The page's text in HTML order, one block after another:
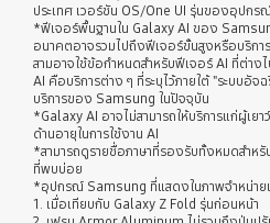
ประเทศ เวอร์ชัน OS/One UI รุ่นของอุปกร
*ฟีเจอร์พื้นฐานใน Galaxy AI ของ
อนาคตอาจรวมไปถึงฟีเจอร์ขั้นสูงหรือบริกา
สามอาจใช้ข้อกำหนดสำหรับฟีเจอร์ AI ที่ต่า
AI คือบริการต่าง ๆ ที่ระบุไว้ภายใต้ "ระบบอัจ
บริการของ Samsung ในปัจจุบัน
*Galaxy AI อาจไม่สามารถให้บริการแก่ผู้เย
ด้านอายุในการใช้งาน AI
*สามารถดูรายชื่อภาษาที่รองรับทั้งหมดสำห
ที่พบบ่อย
*อุปกรณ์ Samsung ที่แสดงในภาพจำหน่าย
1. เมื่อเทียบกับ Galaxy Z Fold รุ่นก่อนหน้า